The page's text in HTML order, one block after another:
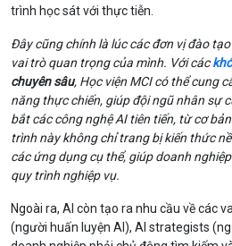
trình học sát với thực tiễn.
Đây cũng chính là lúc các đơn vị đào
vai trò quan trọng của mình. Với các
chuyên sâu, Học viện MCI có thể cung
năng thực chiến, giúp đội ngũ nhân sự
bắt các công nghệ AI tiên tiến, từ cơ
trình này không chỉ trang bị kiến thức
các ứng dụng cụ thể, giúp doanh
quy trình nghiệp vụ.
Ngoài ra, AI còn tạo ra nhu cầu về các
(người huấn luyện AI), AI strategists